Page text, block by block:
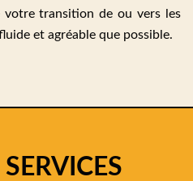
transition de ou vers les
et agréable que possible.